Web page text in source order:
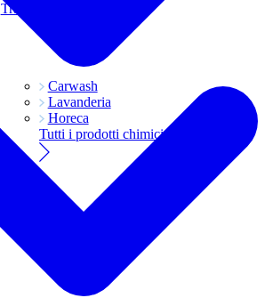
Trasmissioni
Carwash
Lavanderia
Horeca
Tutti i prodotti chimici